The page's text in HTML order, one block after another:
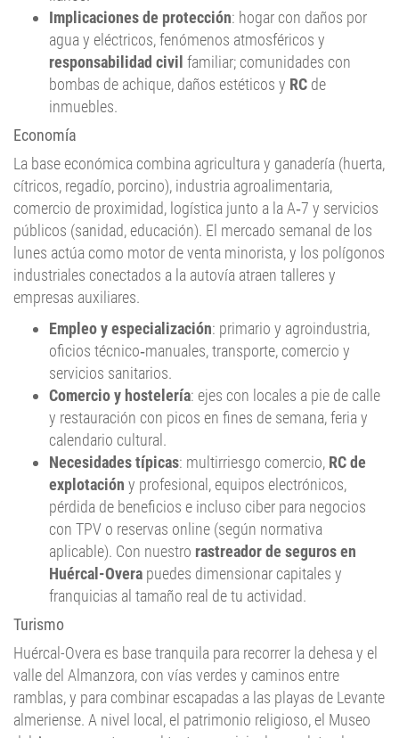
agua y eléctricos, fenómenos atmosféricos y
responsabilidad civilfamiliar; comunidades con
bombas de achique, daños estéticos yRCde
inmuebles.
Economía
La base económica combina agricultura y ganadería (huerta,
cítricos, regadío, porcino), industria agroalimentaria,
comercio de proximidad, logística junto a la A‑7 y servicios
públicos (sanidad, educación). El mercado semanal de los
lunes actúa como motor de venta minorista, y los polígonos
industriales conectados a la autovía atraen talleres y
empresas auxiliares.
Empleo y especialización
oficios técnico‑manuales, transporte, comercio y
servicios sanitarios.
Comercio y hostelería
: ejes con locales a pie de calle
y restauración con picos en fines de semana, feria y
calendario cultural.
Necesidades típicas
RC de
explotacióny profesional, equipos electrónicos,
pérdida de beneficios e incluso ciber para negocios
con TPV o reservas online (según normativa
aplicable). Con nuestrorastreador de seguros en
Huércal-Overa puedes dimensionar capitales y
franquicias al tamaño real de tu actividad.
Turismo
Huércal-Overa es base tranquila para recorrer la dehesa y el
valle del Almanzora, con vías verdes y caminos entre
ramblas, y para combinar escapadas a las playas de Levante
almeriense. A nivel local, el patrimonio religioso, el Museo
del Agua y eventos en el teatro municipal completan la